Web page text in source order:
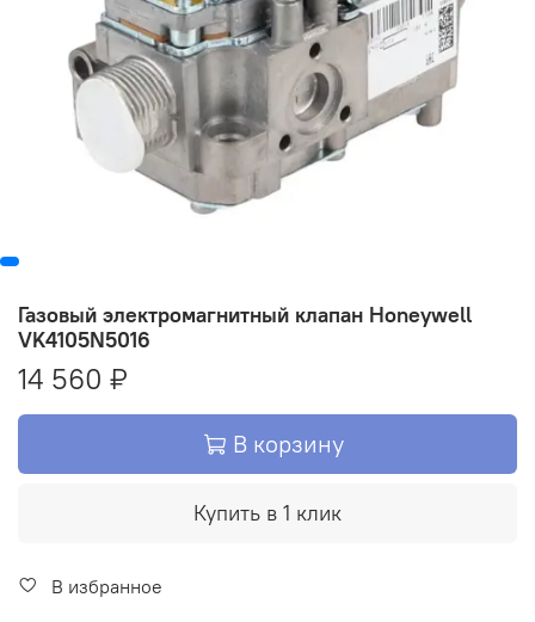
Газовый электромагнитный клапан Honeywell
VK4105N5016
14 560 ₽
В корзину
Купить в 1 клик
В избранное